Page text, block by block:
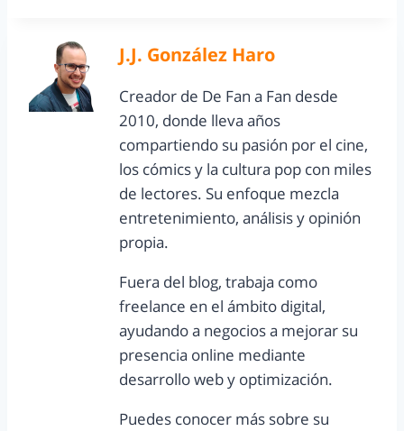
J.J. González Haro
Creador de De Fan a Fan desde
2010, donde lleva años
compartiendo su pasión por el cine,
los cómics y la cultura pop con miles
de lectores. Su enfoque mezcla
entretenimiento, análisis y opinión
propia.
Fuera del blog, trabaja como
freelance en el ámbito digital,
ayudando a negocios a mejorar su
presencia online mediante
desarrollo web y optimización.
Puedes conocer más sobre su